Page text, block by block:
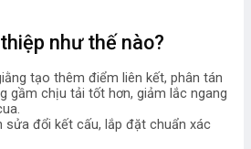
như thế nào?
tạo thêm điểm liên kết, phân tán
gầm chịu tải tốt hơn, giảm lắc ngang
sửa đổi kết cấu, lắp đặt chuẩn xác